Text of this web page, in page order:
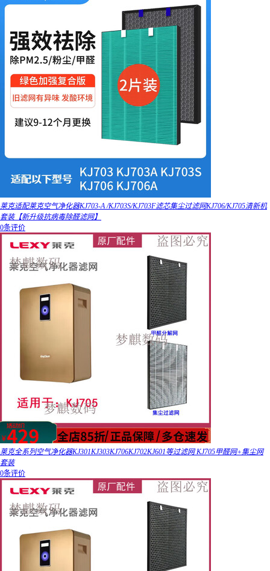
莱克适配莱克空气净化器KJ703-A /KJ703S/KJ703F滤芯集尘过滤网KJ706/KJ705清新机
套装【新升级抗病毒除醛滤网】
0条评价
莱克全系列空气净化器KJ301KJ303KJ706KJ702KJ601等过滤网 KJ705甲醛网+集尘网
套装
0条评价